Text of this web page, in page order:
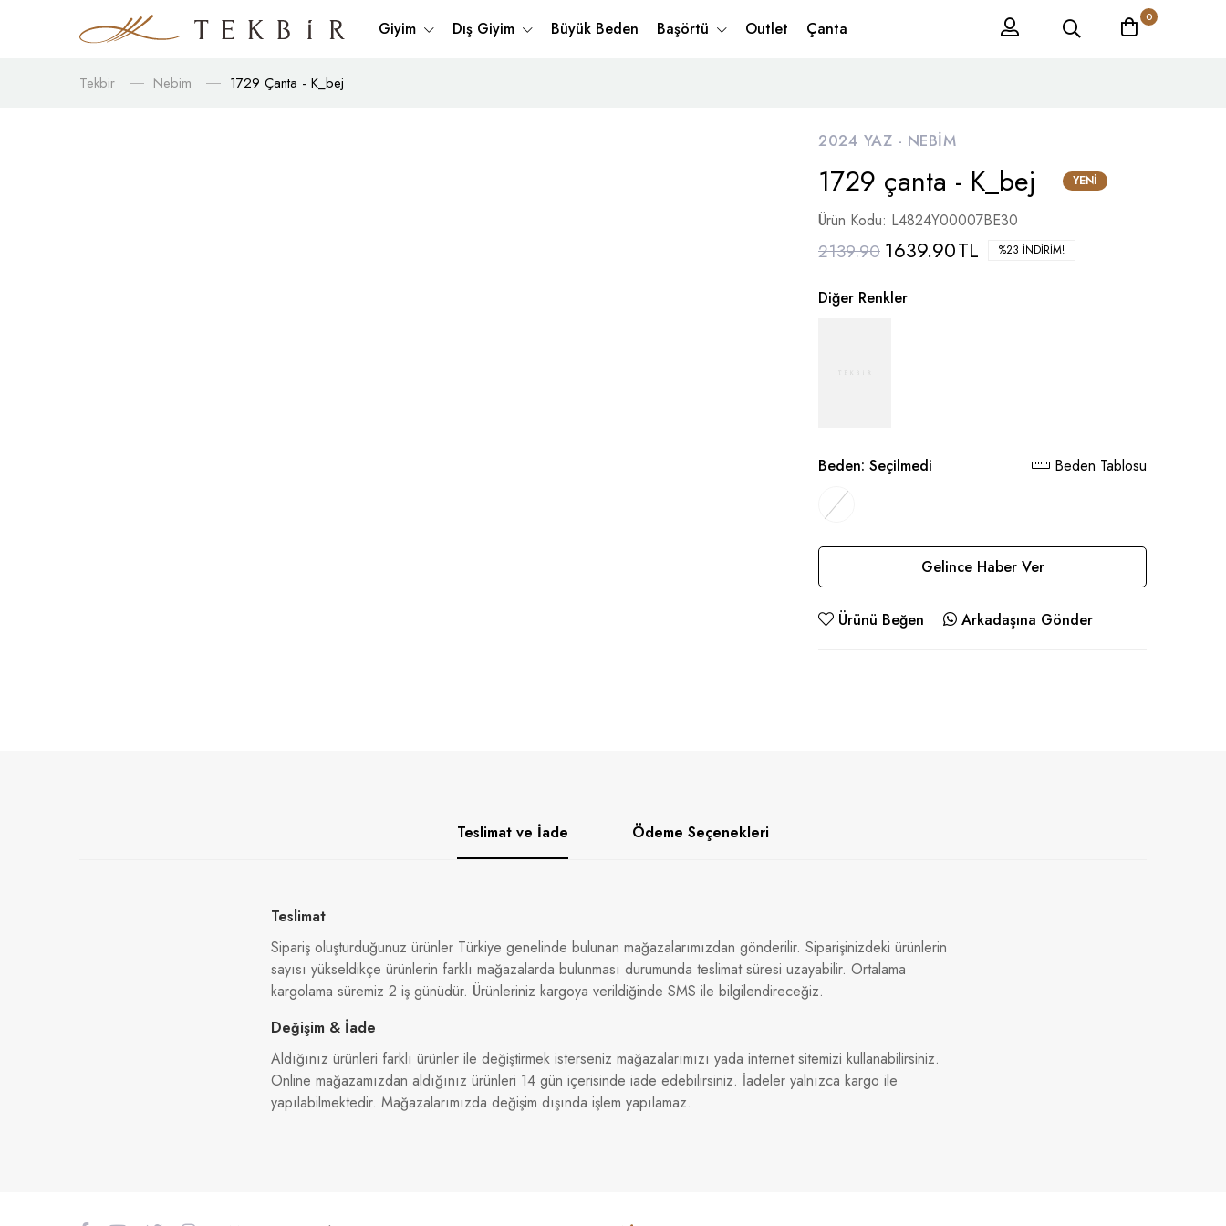
Giyim Dış Giyim Büyük Beden Başörtü Outlet Çanta
0
Tekbir Nebim 1729 Çanta - K_bej
2024 YAZ - NEBIM
1729 çanta - K_bej YENI
Ürün Kodu: L4824Y00007BE30
2139.90 1639.90TL %23 İNDIRIM!
Diğer Renkler
Beden: Seçilmedi Beden Tablosu
Gelince Haber Ver
Ürünü Beğen Arkadaşına Gönder
Teslimat ve İade Ödeme Seçenekleri
Teslimat
Sipariş oluşturduğunuz ürünler Türkiye genelinde bulunan mağazalarımızdan gönderilir. Siparişinizdeki ürünlerin
sayısı yükseldikçe ürünlerin farklı mağazalarda bulunması durumunda teslimat süresi uzayabilir. Ortalama
kargolama süremiz 2 iş günüdür. Ürünleriniz kargoya verildiğinde SMS ile bilgilendireceğiz.
Değişim & İade
Aldığınız ürünleri farklı ürünler ile değiştirmek isterseniz mağazalarımızı yada internet sitemizi kullanabilirsiniz.
Online mağazamızdan aldığınız ürünleri 14 gün içerisinde iade edebilirsiniz. İadeler yalnızca kargo ile
yapılabilmektedir. Mağazalarımızda değişim dışında işlem yapılamaz.